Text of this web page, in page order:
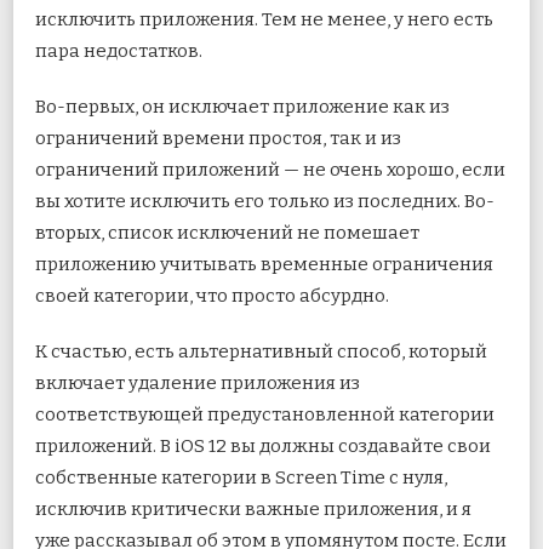
исключить приложения. Тем не менее, у него есть
пара недостатков.
Во-первых, он исключает приложение как из
ограничений времени простоя, так и из
ограничений приложений — не очень хорошо, если
вы хотите исключить его только из последних. Во-
вторых, список исключений не помешает
приложению учитывать временные ограничения
своей категории, что просто абсурдно.
К счастью, есть альтернативный способ, который
включает удаление приложения из
соответствующей предустановленной категории
приложений. В iOS 12 вы должны создавайте свои
собственные категории в Screen Time с нуля,
исключив критически важные приложения, и я
уже рассказывал об этом в упомянутом посте. Если